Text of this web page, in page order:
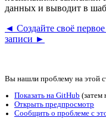
данных и выводит в
◄ Создайте своё
записи ►